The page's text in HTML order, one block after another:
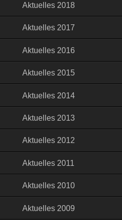
Aktuelles 2018
Aktuelles 2017
Aktuelles 2016
Aktuelles 2015
Aktuelles 2014
Aktuelles 2013
Aktuelles 2012
Aktuelles 2011
Aktuelles 2010
Aktuelles 2009